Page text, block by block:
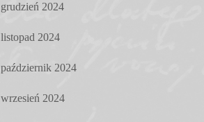
grudzień 2024
listopad 2024
październik 2024
wrzesień 2024